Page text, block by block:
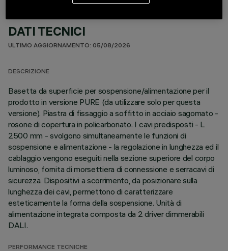
DATI TECNICI
ULTIMO AGGIORNAMENTO: 05/08/2026
DESCRIZIONE
Basetta da superficie per sospensione/alimentazione per il
prodotto in versione PURE (da utilizzare solo per questa
versione). Piastra di fissaggio a soffitto in acciaio sagomato -
rosone di copertura in policarbonato. I cavi predisposti - L
2500 mm - svolgono simultaneamente le funzioni di
sospensione e alimentazione - la regolazione in lunghezza ed il
cablaggio vengono eseguiti nella sezione superiore del corpo
luminoso, fornita di morsettiera di connessione e serracavi di
sicurezza. Dispositivi a scorrimento, da posizionare sulla
lunghezza dei cavi, permettono di caratterizzare
esteticamente la forma della sospensione. Unità di
alimentazione integrata composta da 2 driver dimmerabili
DALI.
PERFORMANCE TECNICHE